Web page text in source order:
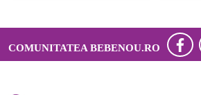
COMUNITATEA BEBENOU.RO